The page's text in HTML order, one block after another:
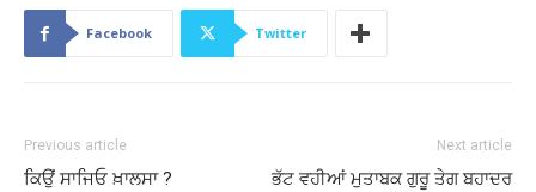
Facebook Twitter
Previous article
ਕਿਉਂ ਸਾਜਿਓ ਖ਼ਾਲਸਾ ?
Next article
ਭੱਟ ਵਹੀਆਂ ਮੁਤਾਬਕ ਗੁਰੂ ਤੇਗ ਬਹਾਦਰ